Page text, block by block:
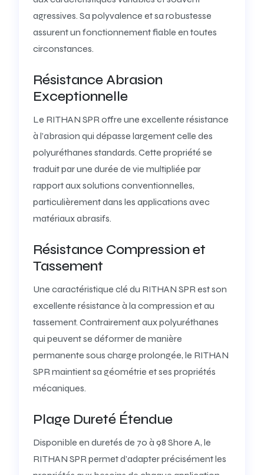
agressives. Sa polyvalence et sa robustesse
assurent un fonctionnement fiable en toutes
circonstances.
Résistance Abrasion
Exceptionnelle
Le RITHAN SPR offre une excellente résistance
à l’abrasion qui dépasse largement celle des
polyuréthanes standards. Cette propriété se
traduit par une durée de vie multipliée par
rapport aux solutions conventionnelles,
particulièrement dans les applications avec
matériaux abrasifs.
Résistance Compression et
Tassement
Une caractéristique clé du RITHAN SPR est son
excellente résistance à la compression et au
tassement. Contrairement aux polyuréthanes
qui peuvent se déformer de manière
permanente sous charge prolongée, le RITHAN
SPR maintient sa géométrie et ses propriétés
mécaniques.
Plage Dureté Étendue
Disponible en duretés de 70 à 98 Shore A, le
RITHAN SPR permet d’adapter précisément les